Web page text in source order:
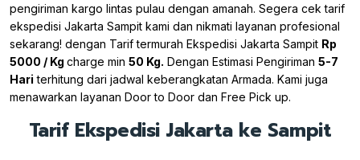
pengiriman kargo lintas pulau dengan amanah. Segera cek tarif
ekspedisi Jakarta Sampit kami dan nikmati layanan profesional
sekarang! dengan Tarif termurah Ekspedisi Jakarta Sampit Rp
5000 / Kg charge min 50 Kg. Dengan Estimasi Pengiriman 5-7
Hari terhitung dari jadwal keberangkatan Armada. Kami juga
menawarkan layanan Door to Door dan Free Pick up.
Tarif Ekspedisi Jakarta ke Sampit